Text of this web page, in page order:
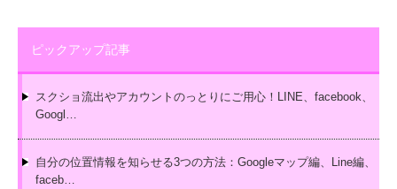
ピックアップ記事
スクショ流出やアカウントのっとりにご用心！LINE、facebook、
Googl…
自分の位置情報を知らせる3つの方法：Googleマップ編、Line編、
faceb…